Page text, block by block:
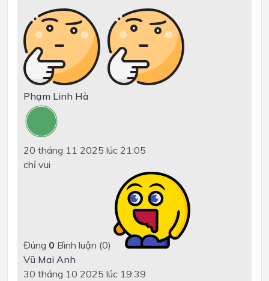
Phạm Linh Hà
20 tháng 11 2025 lúc 21:05
chỉ vui
Đúng 0 Bình luận (0)
Vũ Mai Anh
30 tháng 10 2025 lúc 19:39